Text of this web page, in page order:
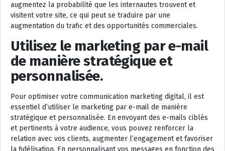
augmentez la probabilité que les internautes trouvent et
visitent votre site, ce qui peut se traduire par une
augmentation du trafic et des opportunités commerciales.
Utilisez le marketing par e-mail
de manière stratégique et
personnalisée.
Pour optimiser votre communication marketing digital, il est
essentiel d’utiliser le marketing par e-mail de manière
stratégique et personnalisée. En envoyant des e-mails ciblés
et pertinents à votre audience, vous pouvez renforcer la
relation avec vos clients, augmenter l’engagement et favoriser